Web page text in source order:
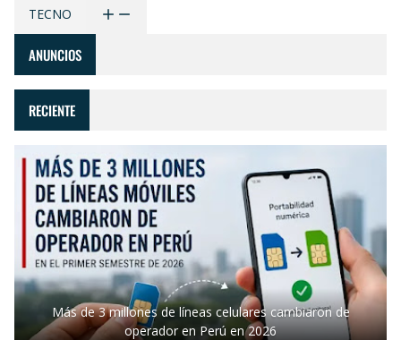
TECNO
ANUNCIOS
RECIENTE
Más de 3 millones de líneas celulares cambiaron de
operador en Perú en 2026